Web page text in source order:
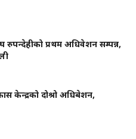
रुपन्देहीको प्रथम अधिवेशन सम्पन्न,
केन्द्रको दोश्रो अधिबेशन,